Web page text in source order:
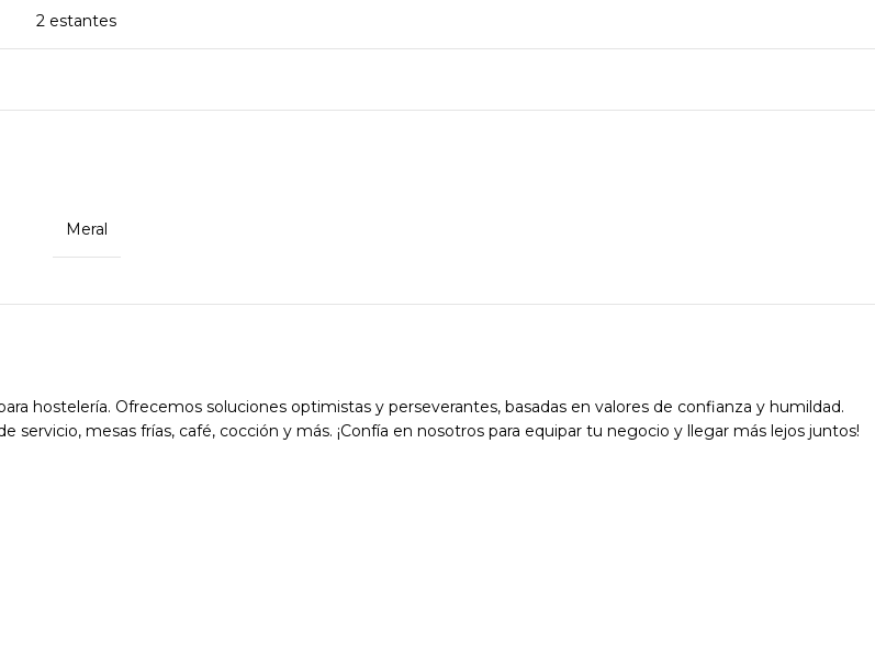
2 estantes
Meral
hostelería. Ofrecemos soluciones optimistas y perseverantes, basadas en valores de confianza y humildad.
servicio, mesas frías, café, cocción y más. ¡Confía en nosotros para equipar tu negocio y llegar más lejos juntos!